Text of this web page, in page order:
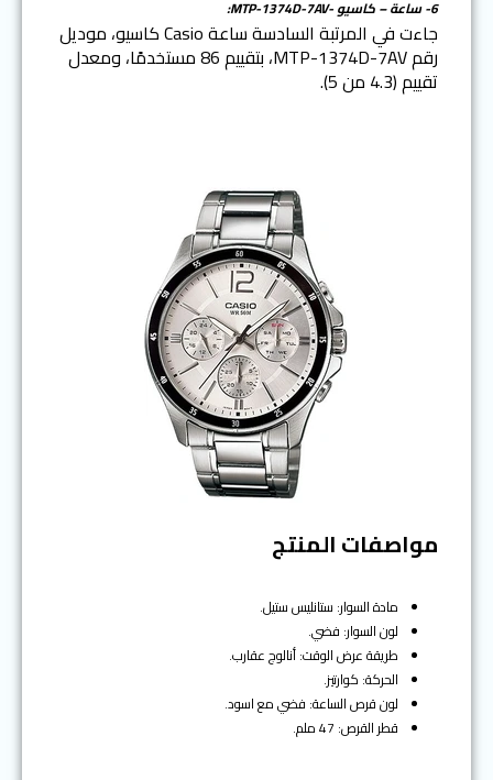
6- ساعة – كاسيو -MTP-1374D-7AV:
جاءت في المرتبة السادسة ساعة Casio كاسيو، موديل
رقم MTP-1374D-7AV، بتقييم 86 مستخدمًا، ومعدل
تقييم (4.3 من 5).
مواصفات المنتج
مادة السوار: ستانليس ستيل.
لون السوار: فضي.
طريقة عرض الوقت: أنالوج عقارب.
الحركة: كوارتيز.
لون قرص الساعة: فضي مع اسود.
قطر القرص: 47 ملم.